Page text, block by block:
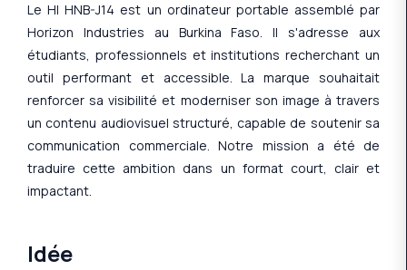
Le HI HNB-J14 est un ordinateur portable assemblé par
Horizon Industries au Burkina Faso. Il s'adresse aux
étudiants, professionnels et institutions recherchant un
outil performant et accessible. La marque souhaitait
renforcer sa visibilité et moderniser son image à travers
un contenu audiovisuel structuré, capable de soutenir sa
communication commerciale. Notre mission a été de
traduire cette ambition dans un format court, clair et
impactant.
Idée